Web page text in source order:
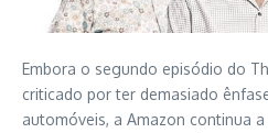
Embora o segundo episódio do
criticado por ter demasiado
automóveis, a Amazon continua